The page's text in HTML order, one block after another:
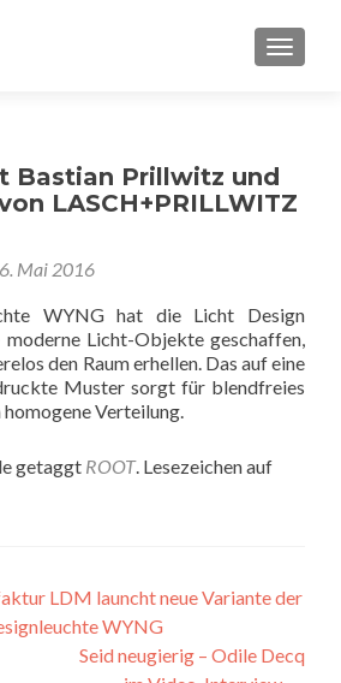
Bastian Prillwitz und
LASCH+PRILLWITZ
Mai 2016
WYNG hat die Licht Design
Licht-Objekte geschaffen,
den Raum erhellen. Das auf eine
Muster sorgt für blendfreies
Verteilung.
getaggt ROOT. Lesezeichen auf
LDM launcht neue Variante der
WYNG
Seid neugierig – Odile Decq